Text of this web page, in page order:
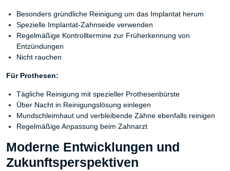
Besonders gründliche Reinigung um das Implantat herum
Spezielle Implantat-Zahnseide verwenden
Regelmäßige Kontrolltermine zur Früherkennung von
Entzündungen
Nicht rauchen
Für Prothesen:
Tägliche Reinigung mit spezieller Prothesenbürste
Über Nacht in Reinigungslösung einlegen
Mundschleimhaut und verbleibende Zähne ebenfalls reinigen
Regelmäßige Anpassung beim Zahnarzt
Moderne Entwicklungen und
Zukunftsperspektiven